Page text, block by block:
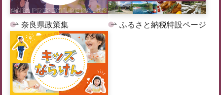
奈良県政策集 ふるさと納税特設ページ